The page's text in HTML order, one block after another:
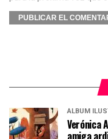
ÁLBUM
Verónica
amiga